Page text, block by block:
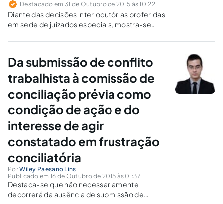
Destacado em 31 de Outubro de 2015 às 10:22
Diante das decisões interlocutórias proferidas
em sede de juizados especiais, mostra-se
a recorribilidade destas decisões,
gerar dano irreparável à parte sucumbente.
Da submissão de conflito
trabalhista à comissão de
conciliação prévia como
condição de ação e do
interesse de agir
constatado em frustração
conciliatória
PorWiley Paesano Lins
Publicado em 16 de Outubro de 2015 às 01:37
Destaca-se que não necessariamente
decorrerá da ausência de submissão de